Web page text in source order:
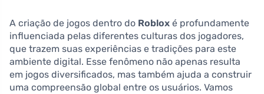
A criação de jogos dentro do Roblox é profundamente
influenciada pelas diferentes culturas dos jogadores,
que trazem suas experiências e tradições para este
ambiente digital. Esse fenômeno não apenas resulta
em jogos diversificados, mas também ajuda a construir
uma compreensão global entre os usuários. Vamos